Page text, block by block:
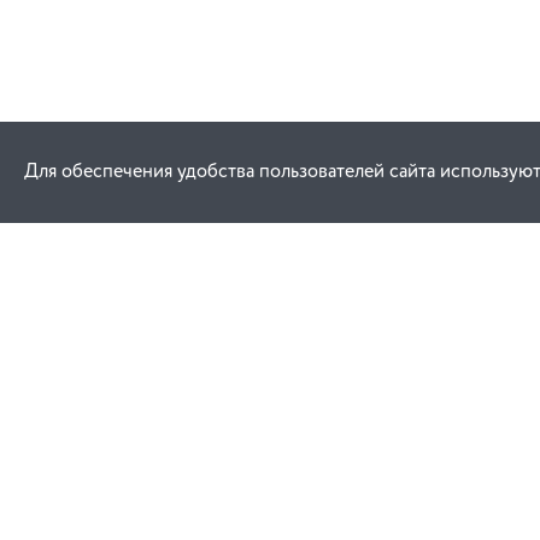
Для обеспечения удобства пользователей сайта